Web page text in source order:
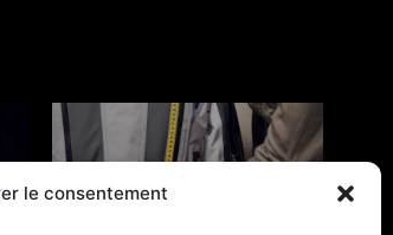
le consentementGUIDES TAILLES